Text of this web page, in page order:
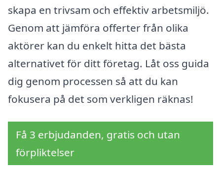
skapa en trivsam och effektiv arbetsmiljö.
Genom att jämföra offerter från olika
aktörer kan du enkelt hitta det bästa
alternativet för ditt företag. Låt oss guida
dig genom processen så att du kan
fokusera på det som verkligen räknas!
Få 3 erbjudanden, gratis och utan
förpliktelser